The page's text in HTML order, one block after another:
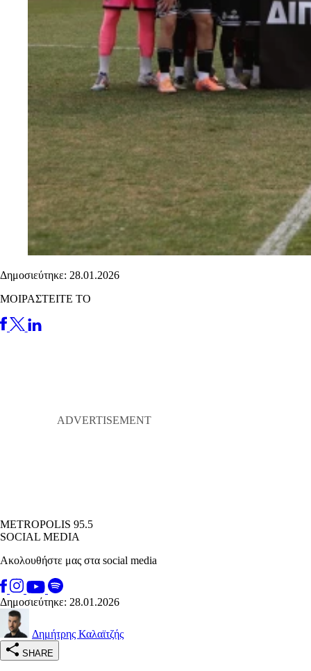
Δημοσιεύτηκε: 28.01.2026
ΜΟΙΡΑΣΤΕΙΤΕ ΤΟ
METROPOLIS 95.5
SOCIAL MEDIA
Ακολουθήστε μας στα social media
Δημοσιεύτηκε: 28.01.2026
Δημήτρης Καλαϊτζής
SHARE